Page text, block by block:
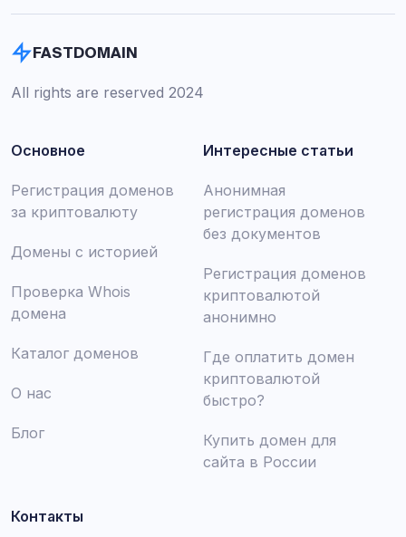
FASTDOMAIN
All rights are reserved 2024
Основное
Регистрация доменов
за криптовалюту
Домены с историей
Проверка Whois
домена
Каталог доменов
О нас
Блог
Интересные статьи
Анонимная
регистрация доменов
без документов
Регистрация доменов
криптовалютой
анонимно
Где оплатить домен
криптовалютой
быстро?
Купить домен для
сайта в России
Контакты